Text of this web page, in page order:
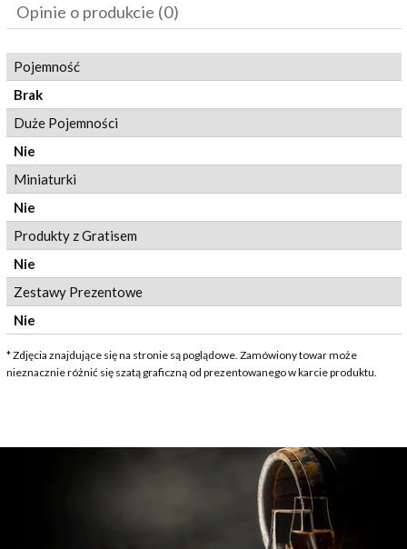
Opinie o produkcie (0)
Pojemność
Brak
Duże Pojemności
Nie
Miniaturki
Nie
Produkty z Gratisem
Nie
Zestawy Prezentowe
Nie
* Zdjęcia znajdujące się na stronie są poglądowe. Zamówiony towar może
nieznacznie różnić się szatą graficzną od prezentowanego w karcie produktu.